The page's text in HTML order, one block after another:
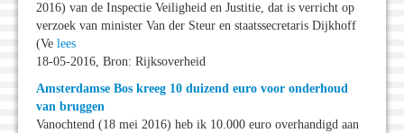
2016) van de Inspectie Veiligheid en Justitie, dat is verricht op
verzoek van minister Van der Steur en staatssecretaris Dijkhoff
(Ve lees
18-05-2016, Bron: Rijksoverheid
Amsterdamse Bos kreeg 10 duizend euro voor onderhoud
van bruggen
Vanochtend (18 mei 2016) heb ik 10.000 euro overhandigd aan